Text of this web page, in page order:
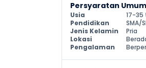
Persyaratan Umum
Usia
17-35
Pendidikan
SMA/
Jenis Kelamin
Pria
Lokasi
Pengalaman